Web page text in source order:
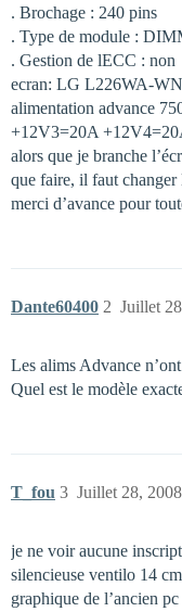
. Brochage : 240 pins
. Type de module :
. Gestion de lECC : non
ecran: LG L226WA-WN
alimentation advance
+12V3=20A
alors que je branche
que faire, il faut changer
merci d’avance pour
Dante60400 Juillet
2
Les alims Advance
Quel est le modèle
T_fou Juillet 28,
3
je ne voir aucune
silencieuse ventilo 14
graphique de l’ancien